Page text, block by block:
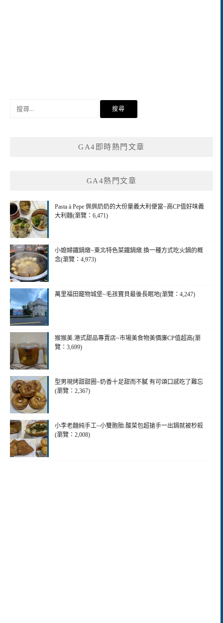
GA4即時熱門文章
GA4熱門文章
Pasta à Pepe 佩佩奶奶的大份量義大利便當~高CP值好味義
大利麵(瀏覽：6,471)
小媳婦鐵鍋燉~東北特色菜鐵鍋燉.換一種方式吃火鍋的概
念(瀏覽：4,973)
萬里福田竉物城堡~毛孩寶貝最後長眠地(瀏覽：4,247)
猴猴美.港式甜品專賣店~市場美食物美價廉CP值超高(瀏
覽：3,699)
型男現烤甜甜圈~奶香十足甜而不膩 有可頌口感吃了難忘
(瀏覽：2,367)
小李老麵純手工~小雙胞胎.酸菜包超搶手一出鍋就被杪殺
(瀏覽：2,008)